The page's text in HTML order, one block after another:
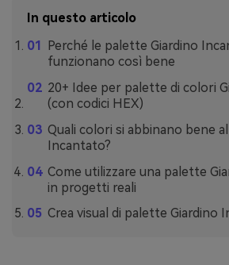
In questo articolo
Perché le palette Giardino
funzionano così bene
20+ Idee per palette di colori
(con codici HEX)
Quali colori si abbinano bene
Incantato?
Come utilizzare una palette
in progetti reali
Crea visual di palette Giardino